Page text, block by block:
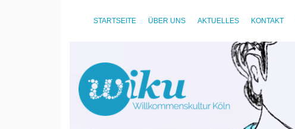
STARTSEITE ÜBER UNS AKTUELLES KONTAKT